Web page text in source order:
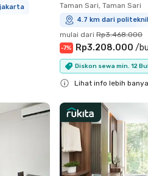
Taman Sari, Taman Sari
4.7 km dari
mulai dari Rp3.468.000
-7% Rp3.208.000 /
Diskon sewa min. 12
Lihat info lebih